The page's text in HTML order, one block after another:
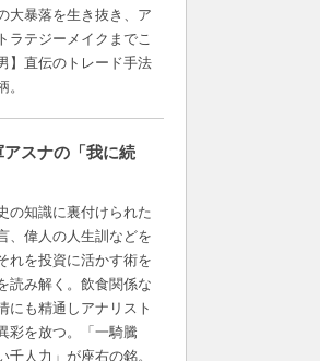
大暴落を生き抜き、ア
ラテジーメイクまでこ
】直伝のトレード手法
。
スナの「我に続
の知識に裏付けられた
、偉人の人生訓などを
れを投資に活かす術を
読み解く。飲食関係な
にも精通しアナリスト
彩を放つ。「一騎騰
千人力」が座右の銘。